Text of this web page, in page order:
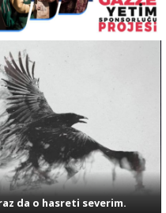
da o hasreti severim.